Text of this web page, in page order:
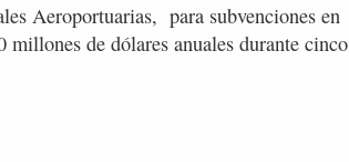
Aeroportuarias, para subvenciones en
de dólares anuales durante cinco